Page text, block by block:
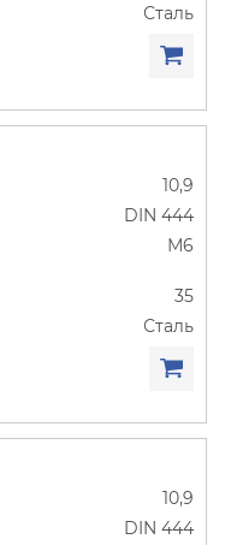
Сталь
10,9
DIN 444
М6
35
Сталь
10,9
DIN 444